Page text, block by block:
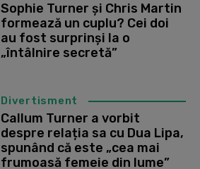
Sophie Turner și Chris Martin
formează un cuplu? Cei doi
au fost surprinși la o
„întâlnire secretă”
Divertisment
Callum Turner a vorbit
despre relația sa cu Dua Lipa,
spunând că este „cea mai
frumoasă femeie din lume”